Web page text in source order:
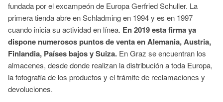
fundada por elexcampeónde EuropaGerfriedSchuller. La
primera tienda abre enSchladmingen 1994 y es en 1997
cuando inicia su actividad en línea. En 2019 esta firma ya
dispone numerosos puntos de venta en Alemania, Austria,
Finlandia, Países bajos y Suiza. EnGraz se encuentran los
almacenes, desde donde realizan la distribución a toda Europa,
la fotografía de los productos y el trámite de reclamaciones y
devoluciones.